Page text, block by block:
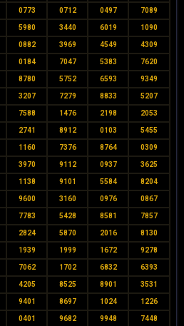
0773 0712 0497 7089
5980 3440 6019 1090
0882 3969 4549 4309
0184 7047 5383 7620
8780 5752 6593 9349
3207 7279 8833 5207
7588 1476 2198 2053
2741 8912 0103 5455
1160 7376 8764 0309
3970 9112 0937 3625
1138 9101 5584 8204
9600 3160 0976 0867
7783 5428 8581 7857
2824 5870 2016 8130
1939 1999 1672 9278
7062 1702 6832 6393
4205 8525 8901 3531
9401 8697 1024 1226
0401 9682 9948 7448